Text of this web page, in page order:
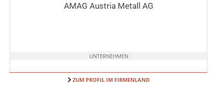
AMAG Austria Metall AG
UNTERNEHMEN
ZUM PROFIL IM FIRMENLAND